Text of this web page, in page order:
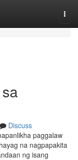
Discuss
paggalaw
na nagpapakita
ng isang